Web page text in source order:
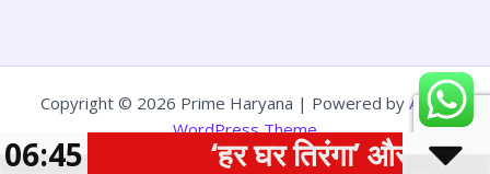
Copyright © 2026 Prime Haryana | Powered by Astra
WordPress Theme
‘हर घर तिरंगा’ और ‘वंदे
06:45